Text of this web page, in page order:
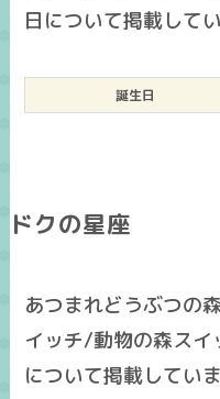
日について掲載してい
誕生日
ドクの星座
あつまれどうぶつの
イッチ/動物の森ス
について掲載していま